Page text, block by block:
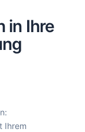
in Ihre
Ihrem